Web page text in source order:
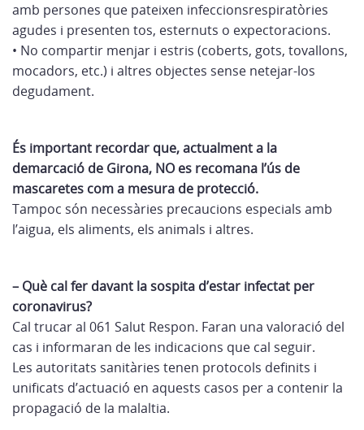
amb persones que pateixen infeccionsrespiratòries
agudes i presenten tos, esternuts o expectoracions.
• No compartir menjar i estris (coberts, gots, tovallons,
mocadors, etc.) i altres objectes sense netejar-los
degudament.
És important recordar que, actualment a la
demarcació de Girona, NO es recomana l’ús de
mascaretes com a mesura de protecció.
Tampoc són necessàries precaucions especials amb
l’aigua, els aliments, els animals i altres.
– Què cal fer davant la sospita d’estar infectat per
coronavirus?
Cal trucar al 061 Salut Respon. Faran una valoració del
cas i informaran de les indicacions que cal seguir.
Les autoritats sanitàries tenen protocols definits i
unificats d’actuació en aquests casos per a contenir la
propagació de la malaltia.